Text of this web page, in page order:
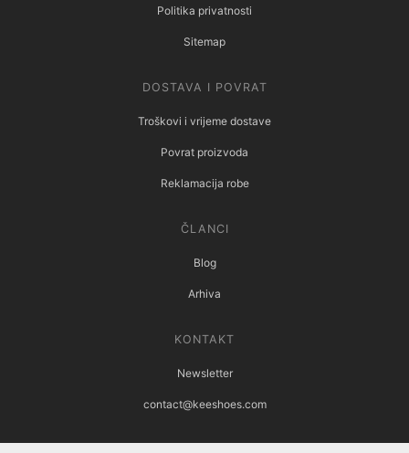
Politika privatnosti
Sitemap
DOSTAVA I POVRAT
Troškovi i vrijeme dostave
Povrat proizvoda
Reklamacija robe
ČLANCI
Blog
Arhiva
KONTAKT
Newsletter
contact@keeshoes.com